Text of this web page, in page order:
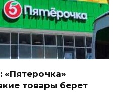
«Пятерочка»
товары берет